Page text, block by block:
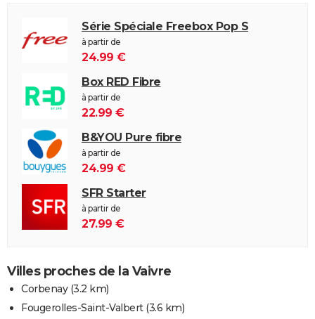
Série Spéciale Freebox Pop S
à partir de
24.99 €
Box RED Fibre
à partir de
22.99 €
B&YOU Pure fibre
à partir de
24.99 €
SFR Starter
à partir de
27.99 €
Villes proches de la Vaivre
Corbenay(3.2 km)
Fougerolles-Saint-Valbert(3.6 km)